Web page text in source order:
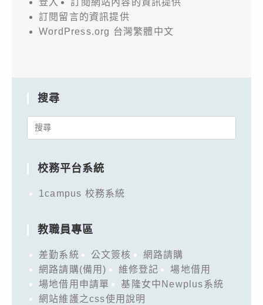
訂閱留言的資訊提供
WordPress.org 台灣繁體中文
搜尋
Search
校務平台系統
1campus 校務系統
教職員專區
差勤系統 公文簽核
網路請購
網路請購(備用)
維修登記
場地借用
場地借用申請單
基隆女中Newplus系統
網站維護之css使用說明